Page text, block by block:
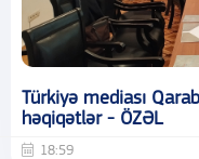
Türkiyə mediası
həqiqətlər - ÖZƏL
18:59